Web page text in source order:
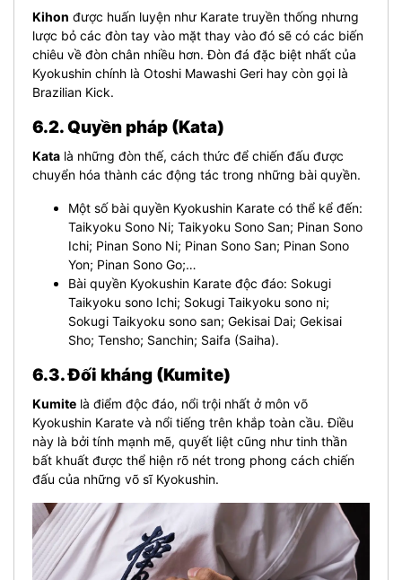
Kihon được huấn luyện như Karate truyền thống nhưng
lược bỏ các đòn tay vào mặt thay vào đó sẽ có các biến
chiêu về đòn chân nhiều hơn. Đòn đá đặc biệt nhất của
Kyokushin chính là Otoshi Mawashi Geri hay còn gọi là
Brazilian Kick.
6.2. Quyền pháp (Kata)
Kata là những đòn thế, cách thức để chiến đấu được
chuyển hóa thành các động tác trong những bài quyền.
Một số bài quyền Kyokushin Karate có thể kể đến:
Taikyoku Sono Ni; Taikyoku Sono San; Pinan Sono
Ichi; Pinan Sono Ni; Pinan Sono San; Pinan Sono
Yon; Pinan Sono Go;…
Bài quyền Kyokushin Karate độc đáo: Sokugi
Taikyoku sono Ichi; Sokugi Taikyoku sono ni;
Sokugi Taikyoku sono san; Gekisai Dai; Gekisai
Sho; Tensho; Sanchin; Saifa (Saiha).
6.3. Đối kháng (Kumite)
Kumite là điểm độc đáo, nổi trội nhất ở môn võ
Kyokushin Karate và nổi tiếng trên khắp toàn cầu. Điều
này là bởi tính mạnh mẽ, quyết liệt cũng như tinh thần
bất khuất được thể hiện rõ nét trong phong cách chiến
đấu của những võ sĩ Kyokushin.